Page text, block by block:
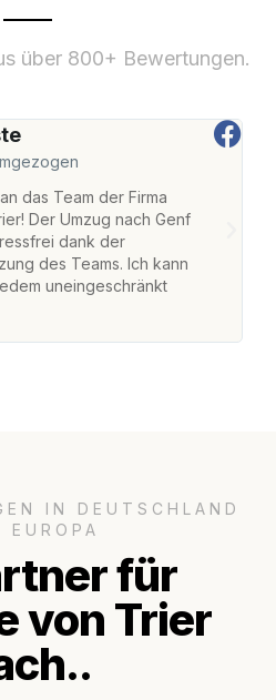
über 800+ Bewertungen.
das Team der Firma
Der Umzug nach Genf
dank der
des Teams. Ich kann
uneingeschränkt
IN DEUTSCHLAND
EUROPA
für
von Trier